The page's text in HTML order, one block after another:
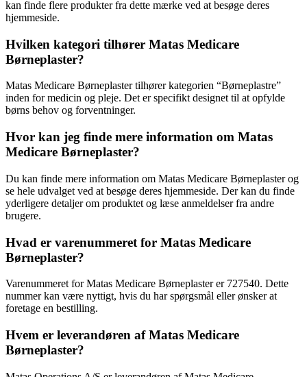
kan finde flere produkter fra dette mærke ved at besøge deres
hjemmeside.
Hvilken kategori tilhører Matas Medicare
Børneplaster?
Matas Medicare Børneplaster tilhører kategorien “Børneplastre”
inden for medicin og pleje. Det er specifikt designet til at opfylde
børns behov og forventninger.
Hvor kan jeg finde mere information om Matas
Medicare Børneplaster?
Du kan finde mere information om Matas Medicare Børneplaster og
se hele udvalget ved at besøge deres hjemmeside. Der kan du finde
yderligere detaljer om produktet og læse anmeldelser fra andre
brugere.
Hvad er varenummeret for Matas Medicare
Børneplaster?
Varenummeret for Matas Medicare Børneplaster er 727540. Dette
nummer kan være nyttigt, hvis du har spørgsmål eller ønsker at
foretage en bestilling.
Hvem er leverandøren af Matas Medicare
Børneplaster?